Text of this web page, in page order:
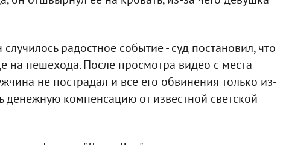
радостное событие - суд постановил, что
на пешехода. После просмотра видео с места
не пострадал и все его обвинения только из-
денежную компенсацию от известной светской